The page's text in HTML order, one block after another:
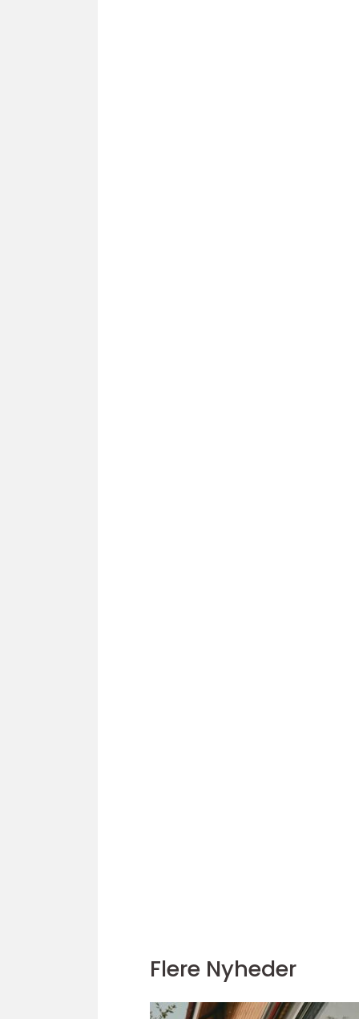
Flere Nyheder